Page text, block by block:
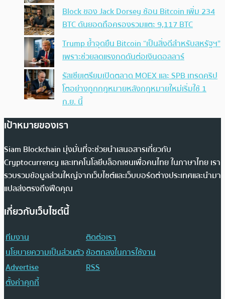
Block ของ Jack Dorsey ช้อน Bitcoin เพิ่ม 234
BTC ดันยอดถือครองรวมแตะ 9,117 BTC
Trump ย้ำจุดยืน Bitcoin “เป็นสิ่งดีสำหรับสหรัฐฯ”
เพราะช่วยลดแรงกดดันต่อเงินดอลลาร์
รัสเซียเตรียมเปิดตลาด MOEX และ SPB เทรดคริป
โตอย่างถูกกฎหมายหลังกฎหมายใหม่เริ่มใช้ 1
ก.ย. นี้
เป้าหมายของเรา
Siam Blockchain มุ่งมั่นที่จะช่วยนำเสนอสารเกี่ยวกับ
Cryptocurrency และเทคโนโลยีบล็อกเชนเพื่อคนไทย ในภาษาไทย เรา
รวบรวมข้อมูลส่วนใหญ่จากเว็บไซต์และเว็บบอร์ดต่างประเทศและนำมา
แปลส่งตรงถึงฟีดคุณ
เกี่ยวกับเว็บไซต์นี้
ทีมงาน
ติดต่อเรา
นโยบายความเป็นส่วนตัวข้อตกลงในการใช้งาน
Advertise
RSS
ตั้งค่าคุกกี้